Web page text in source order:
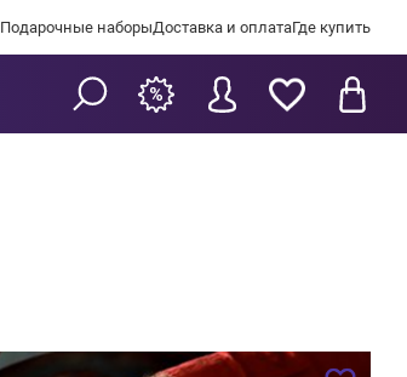
Подарочные наборыДоставка и оплатаГде купить